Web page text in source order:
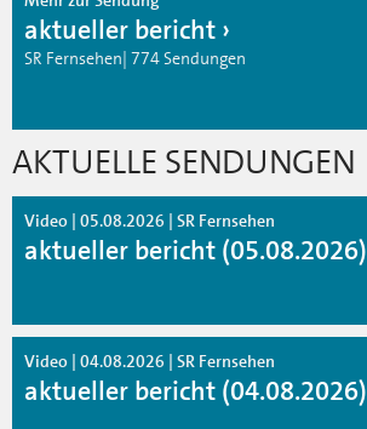
aktueller bericht
SR Fernsehen| 774 Sendungen
AKTUELLE SENDUNGEN
Video | 05.08.2026 | SR Fernsehen
aktueller bericht (05.08.2026)
Video | 04.08.2026 | SR Fernsehen
aktueller bericht (04.08.2026)